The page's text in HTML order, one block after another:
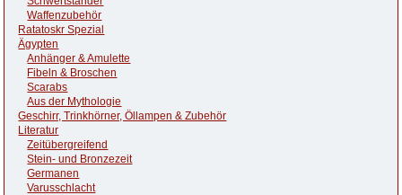
Waffenzubehör
Ratatoskr Spezial
Ägypten
Anhänger & Amulette
Fibeln & Broschen
Scarabs
Aus der Mythologie
Geschirr, Trinkhörner, Öllampen & Zubehör
Literatur
Zeitübergreifend
Stein- und Bronzezeit
Germanen
Varusschlacht